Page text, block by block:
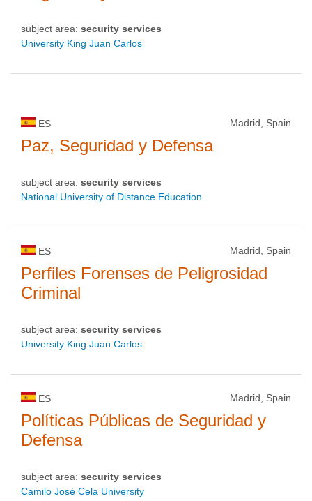
subject area: security services
University King Juan Carlos
ES Madrid, Spain
Paz, Seguridad y Defensa
subject area: security services
National University of Distance Education
ES Madrid, Spain
Perfiles Forenses de Peligrosidad
Criminal
subject area: security services
University King Juan Carlos
ES Madrid, Spain
Políticas Públicas de Seguridad y
Defensa
subject area: security services
Camilo José Cela University